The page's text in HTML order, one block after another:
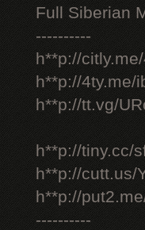
Full Siberian
----------
h**p://
h**p://4ty.me/
h**p://tt.vg/
h**p://tiny.cc/
h**p://cutt.us/
h**p://
----------